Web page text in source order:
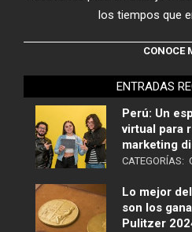
los tiempos que
CONOCE
ENTRADAS
Perú: Un
virtual para
marketing
CATEGORÍAS:
Lo mejor
son los
Pulitzer